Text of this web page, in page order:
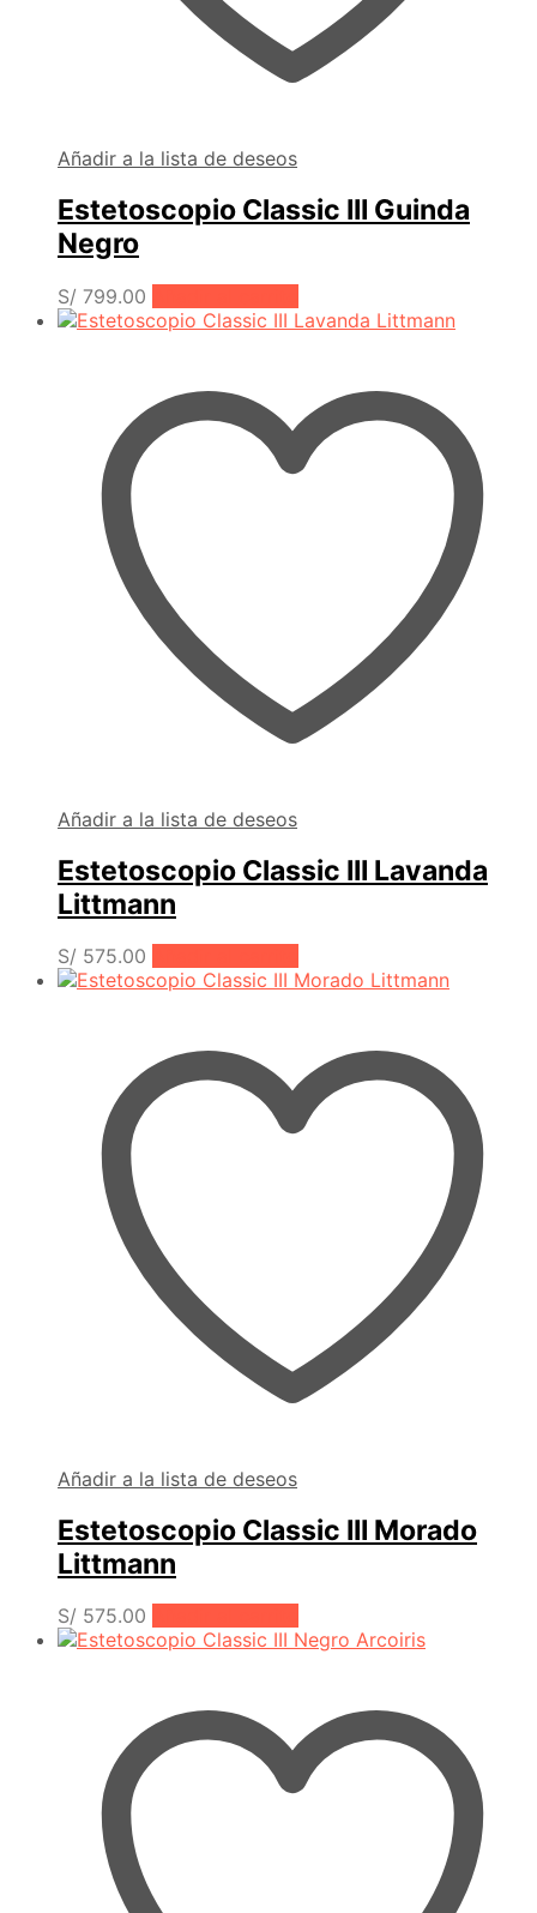
Añadir a la lista de deseos
Estetoscopio Classic III Guinda
Negro
S/ 799.00
Añadir a la lista de deseos
Estetoscopio Classic III Lavanda
Littmann
S/ 575.00
Añadir a la lista de deseos
Estetoscopio Classic III Morado
Littmann
S/ 575.00